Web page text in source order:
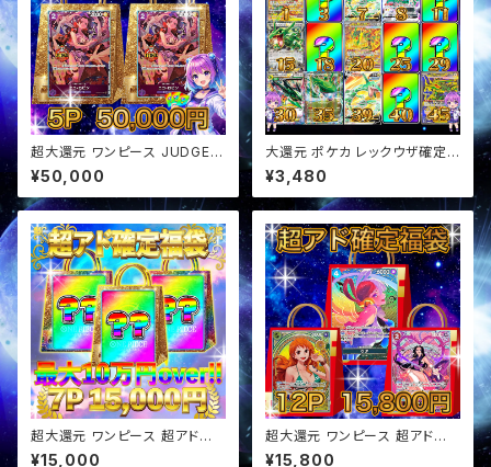
超大還元 ワンピース JUDGE確
定 超アド確定福袋 オリパ
¥50,000
大還元 ポケカ レックウザ確定
スタ賞 オリパ
¥3,480
超大還元 ワンピース 超アド確
定福袋 オリパ
¥15,000
超大還元 ワンピース 超アド確
定福袋 オリパ
¥15,800